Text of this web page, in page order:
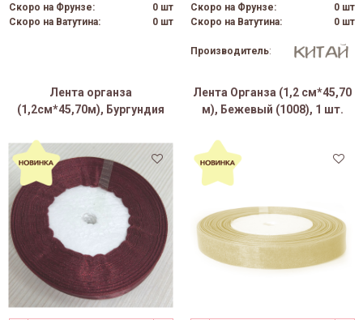
Скоро на Фрунзе:
0 шт
Скоро на Ватутина:
0 шт
Скоро на Фрунзе:
0 шт
Скоро на Ватутина:
0 шт
Производитель:
Лента органза
(1,2см*45,70м), Бургундия
Лента Органза (1,2 см*45,70
м), Бежевый (1008), 1 шт.